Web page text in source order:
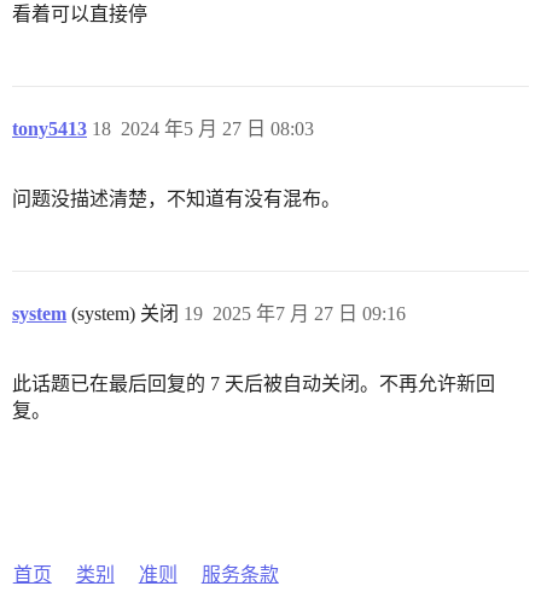
看着可以直接停
tony5413 2024 年5 月 27 日 08:03
18
问题没描述清楚，不知道有没有混布。
system (system) 关闭 2025 年7 月 27 日 09:16
19
此话题已在最后回复的 7 天后被自动关闭。不再允许新回
复。
首页 类别 准则 服务条款